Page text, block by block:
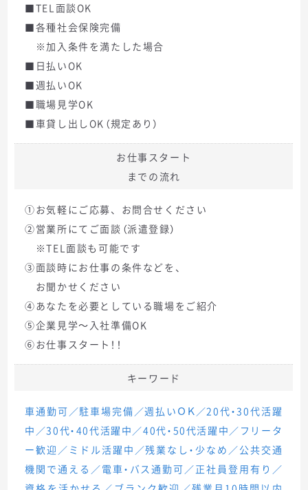
■TEL面談OK
■各種社会保険完備
※加入条件を満たした場合
■日払いOK
■週払いOK
■職場見学OK
■車貸し出しOK（規定あり）
お仕事スタート
までの流れ
①お気軽にご応募、お問合せください
②営業所にてご面談（派遣登録）
※TEL面談も可能です
③面談時にお仕事の条件などを、
お聞かせください
④あなたを必要としている職場をご紹介
⑤企業見学～入社準備OK
⑥お仕事スタート！！
キーワード
車通勤可／駐車場完備／週払いＯＫ／20代・30代活躍
中／30代・40代活躍中／40代・50代活躍中／フリータ
ー歓迎／ミドル活躍中／残業なし・少なめ／公共交通
機関で通える／電車・バス通勤可／正社員登用有り／